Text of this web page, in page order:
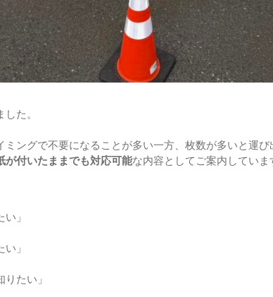
た。
ングで不要になることが多い一方、枚数が多いと運
が付いたままでも対応可能な内容としてご案内していま
」
」
たい」